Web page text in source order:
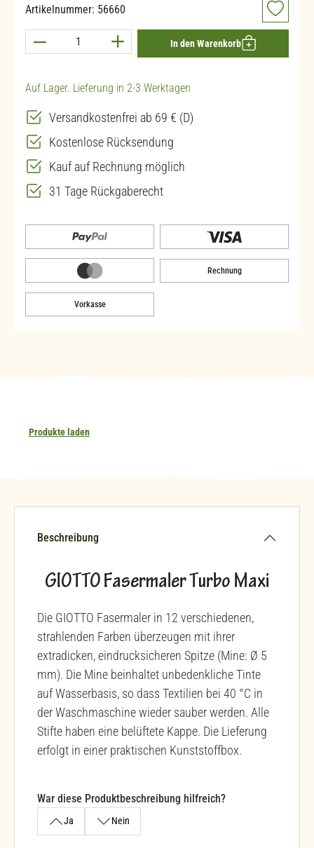
Artikelnummer: 56660
Produkt Anzahl: Gib den gewünschten Wert
In den Warenkorb
Auf Lager. Lieferung in 2-3 Werktagen
Versandkostenfrei ab 69 € (D)
Kostenlose Rücksendung
Kauf auf Rechnung möglich
31 Tage Rückgaberecht
Rechnung
Vorkasse
Produkte laden
Beschreibung
GIOTTO Fasermaler Turbo Maxi
Die GIOTTO Fasermaler in 12 verschiedenen,
strahlenden Farben überzeugen mit ihrer
extradicken, eindrucksicheren Spitze (Mine: Ø 5
mm). Die Mine beinhaltet unbedenkliche Tinte
auf Wasserbasis, so dass Textilien bei 40 °C in
der Waschmaschine wieder sauber werden. Alle
Stifte haben eine belüftete Kappe. Die Lieferung
erfolgt in einer praktischen Kunststoffbox.
War diese Produktbeschreibung hilfreich?
Ja Nein